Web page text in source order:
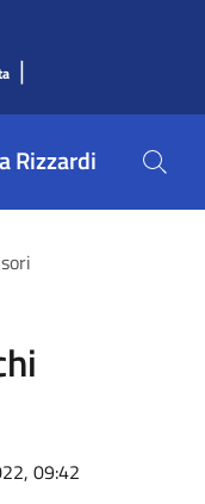
|
Rizzardi
09:42